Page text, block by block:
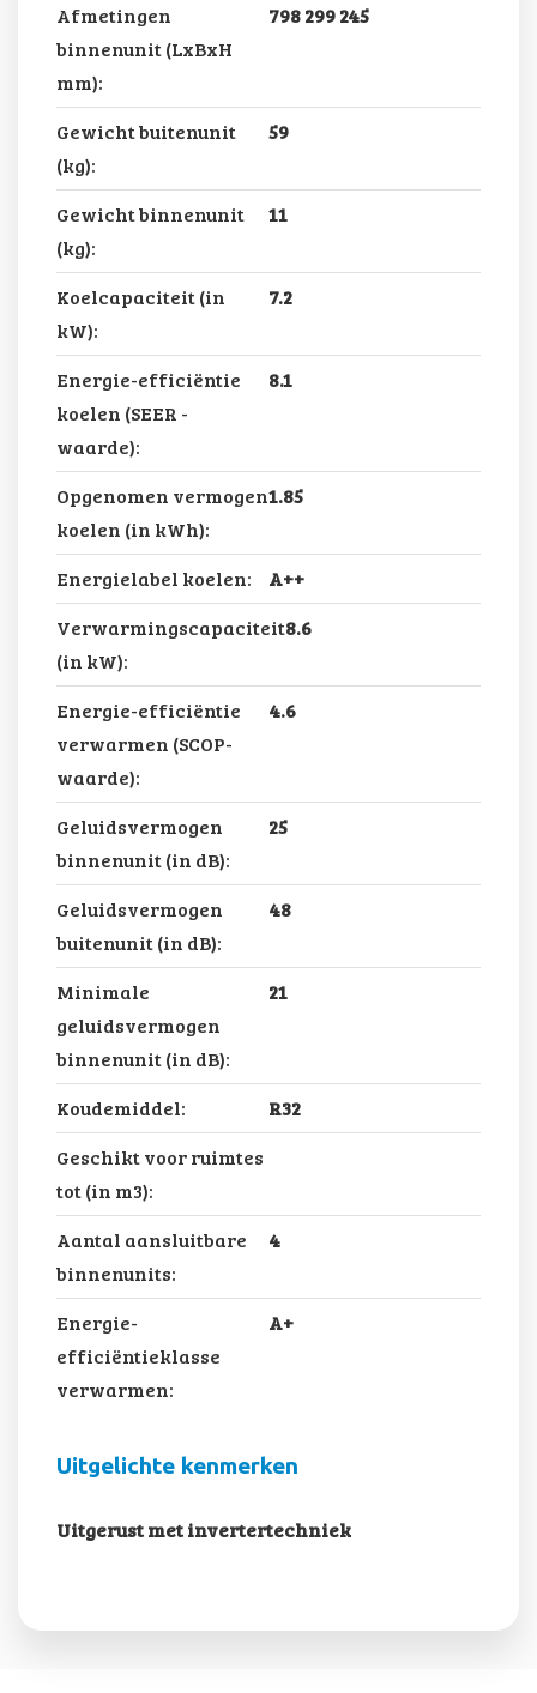
Afmetingen
binnenunit (LxBxH
mm):
798 299 245
Gewicht buitenunit
(kg):
59
Gewicht binnenunit
(kg):
11
Koelcapaciteit (in
kW):
7.2
Energie-efficiëntie
koelen (SEER -
waarde):
8.1
Opgenomen vermogen
koelen (in kWh):
1.85
Energielabel koelen:
A++
Verwarmingscapaciteit
(in kW):
8.6
Energie-efficiëntie
verwarmen (SCOP-
waarde):
4.6
Geluidsvermogen
binnenunit (in dB):
25
Geluidsvermogen
buitenunit (in dB):
48
Minimale
geluidsvermogen
binnenunit (in dB):
21
Koudemiddel:
R32
Geschikt voor ruimtes
tot (in m3):
Aantal aansluitbare
binnenunits:
4
Energie-
efficiëntieklasse
verwarmen:
A+
Uitgelichte kenmerken
Uitgerust met invertertechniek